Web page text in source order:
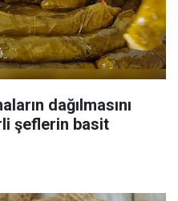
dağılmasını
şeflerin basit